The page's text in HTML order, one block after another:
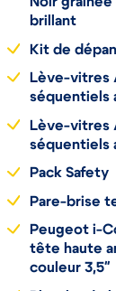
Noir
brillant
Kit de
Lève-vitres
séquentiels
Lève-vitres
séquentiels
Pack Safety
Pare-brise
Peugeot i-
tête haute
couleur 3,5"